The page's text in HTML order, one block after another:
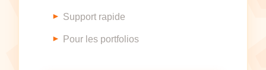
Support rapide
Pour les portfolios